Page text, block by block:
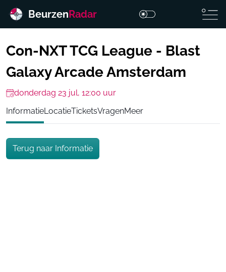
BeurzenRadar
Con-NXT TCG League - Blast
Galaxy Arcade Amsterdam
donderdag 23 jul, 12:00 uur
InformatieLocatieTicketsVragenMeer
Terug naar Informatie